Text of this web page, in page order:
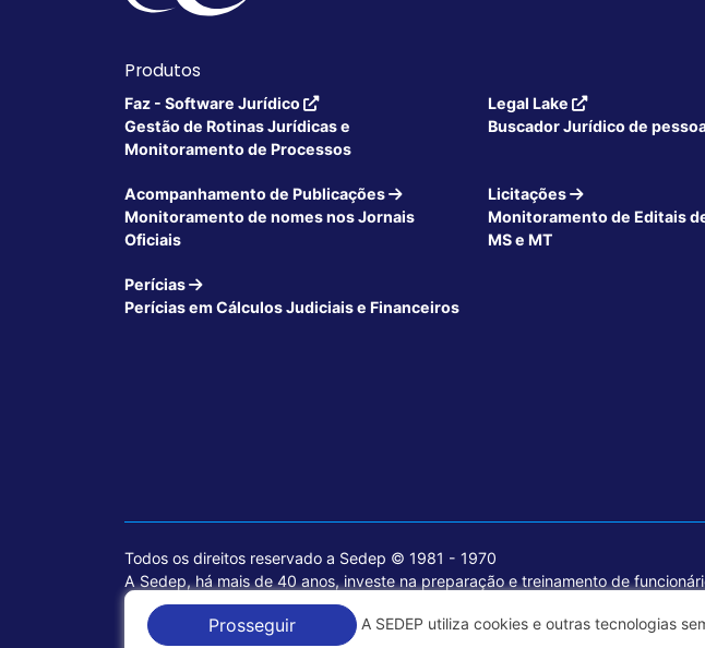
Produtos
Faz - Software Jurídico
Gestão de Rotinas Jurídicas e
Monitoramento de Processos
Legal Lake
Buscador Jurídico de
Acompanhamento de Publicações
Monitoramento de nomes nos Jornais
Oficiais
Licitações
Monitoramento de Editais
MS e MT
Perícias
Perícias em Cálculos Judiciais e Financeiros
Todos os direitos reservado a Sedep © 1981 - 1970
A Sedep, há mais de 40 anos, investe na preparação e treinamento de
voltados para a área jurídica, que contemplam informações seguras e excelentes
Prosseguir A SEDEP utiliza cookies e outras tecnologias